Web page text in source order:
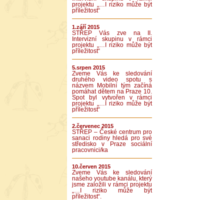
projektu „…I riziko může být
příležitost“
1.září 2015
STŘEP Vás zve na II.
Intervizní skupinu v rámci
projektu „…I riziko může být
příležitost“
5.srpen 2015
Zveme Vás ke sledování
druhého video spotu s
názvem Mobilní tým začíná
pomáhat dětem na Praze 10.
Spot byl vytvořen v rámci
projektu „…I riziko může být
příležitost“
2.červenec 2015
STŘEP – České centrum pro
sanaci rodiny hledá pro své
středisko v Praze sociální
pracovnici/ka
10.červen 2015
Zveme Vás ke sledování
našeho youtube kanálu, který
jsme založili v rámci projektu
„…I riziko může být
příležitost“.